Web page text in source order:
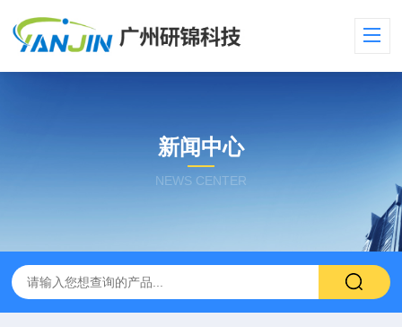
新闻中心
NEWS CENTER